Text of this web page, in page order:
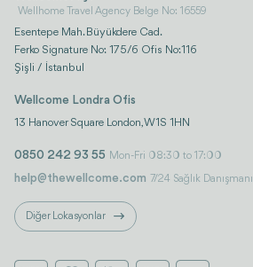
Wellhome Travel Agency Belge No: 16559
Esentepe Mah. Büyükdere Cad.
Ferko Signature No: 175/6 Ofis No:116
Şişli / İstanbul
Wellcome Londra Ofis
13 Hanover Square London, W1S 1HN
0850 242 93 55 Mon-Fri 08:30 to 17:00
help@thewellcome.com 7/24 Sağlık Danışmanı
Diğer Lokasyonlar